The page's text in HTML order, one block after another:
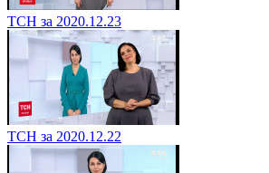
ТСН за 2020.12.23
ТСН за 2020.12.22